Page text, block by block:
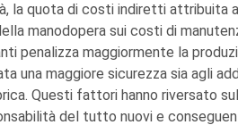
la quota di costi indiretti attribuita
manodopera sui costi di
penalizza maggiormente la
una maggiore sicurezza sia agli
Questi fattori hanno riversato
del tutto nuovi e